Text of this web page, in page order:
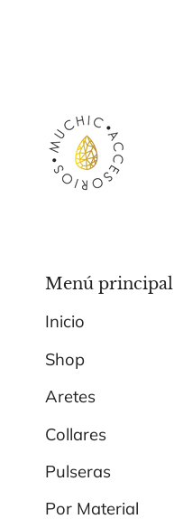
Menú principal
Inicio
Shop
Aretes
Collares
Pulseras
Por Material